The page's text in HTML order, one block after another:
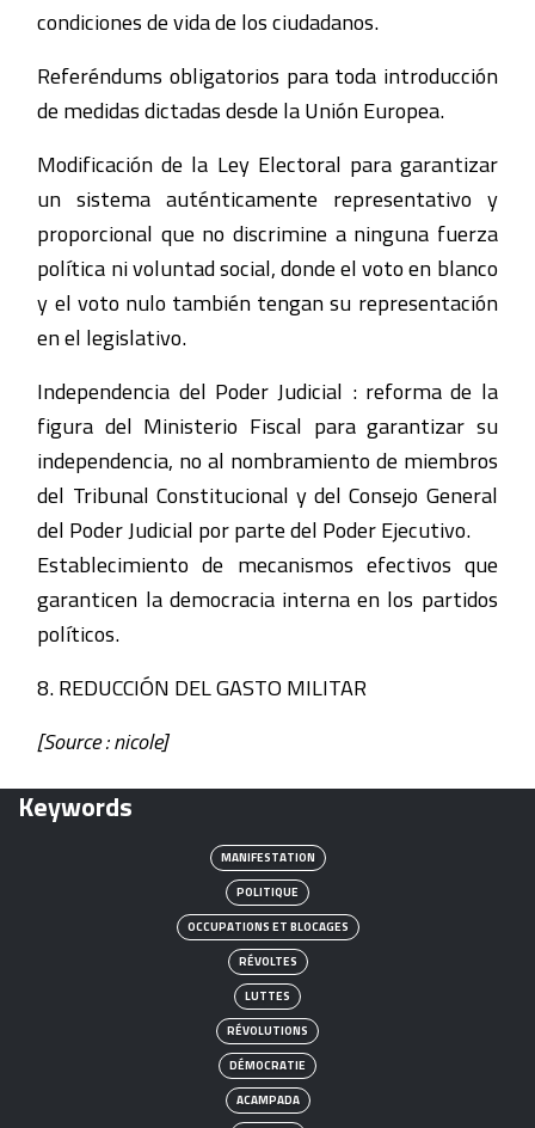
condiciones de vida de los ciudadanos.
Referéndums obligatorios para toda introducción
de medidas dictadas desde la Unión Europea.
Modificación de la Ley Electoral para garantizar
un sistema auténticamente representativo y
proporcional que no discrimine a ninguna fuerza
política ni voluntad social, donde el voto en blanco
y el voto nulo también tengan su representación
en el legislativo.
Independencia del Poder Judicial : reforma de la
figura del Ministerio Fiscal para garantizar su
independencia, no al nombramiento de miembros
del Tribunal Constitucional y del Consejo General
del Poder Judicial por parte del Poder Ejecutivo.
Establecimiento de mecanismos efectivos que
garanticen la democracia interna en los partidos
políticos.
8. REDUCCIÓN DEL GASTO MILITAR
[Source : nicole]
Keywords
MANIFESTATION
POLITIQUE
OCCUPATIONS ET BLOCAGES
RÉVOLTES
LUTTES
RÉVOLUTIONS
DÉMOCRATIE
ACAMPADA